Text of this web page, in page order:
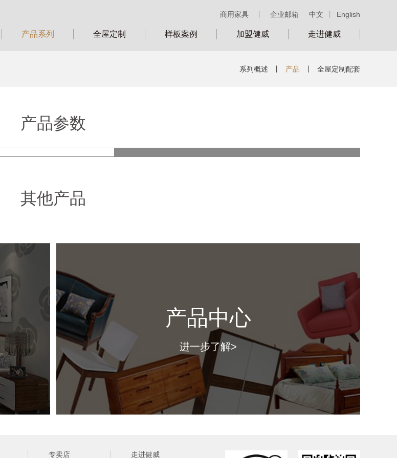
中文 English
商用家具 企业邮箱
产品系列 全屋定制 样板案例 加盟健威 走进健威
系列概述 产品 全屋定制配套
产品参数
（ 网站图片仅供参考，具体款式以门店上样实物为准。）
其他产品
产品中心
进一步了解>
专卖店 走进健威